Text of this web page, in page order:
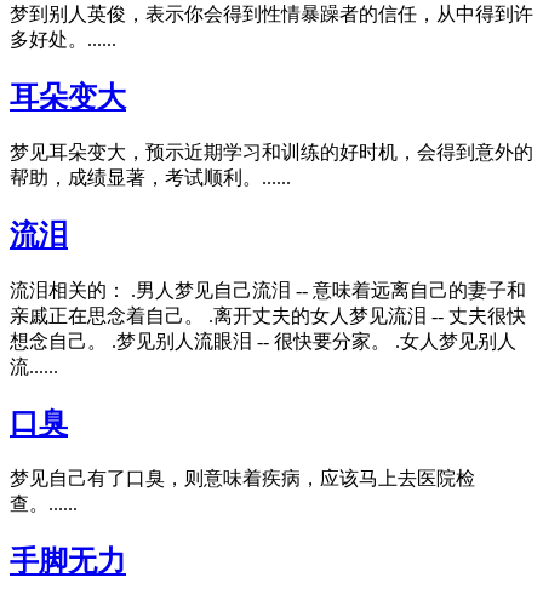
梦到别人英俊，表示你会得到性情暴躁者的信任，从中得到许
多好处。......
耳朵变大
梦见耳朵变大，预示近期学习和训练的好时机，会得到意外的
帮助，成绩显著，考试顺利。......
流泪
流泪相关的： .男人梦见自己流泪 -- 意味着远离自己的妻子和
亲戚正在思念着自己。 .离开丈夫的女人梦见流泪 -- 丈夫很快
想念自己。 .梦见别人流眼泪 -- 很快要分家。 .女人梦见别人
流......
口臭
梦见自己有了口臭，则意味着疾病，应该马上去医院检
查。......
手脚无力